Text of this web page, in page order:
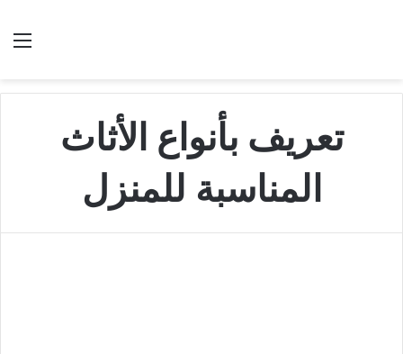
تعريف بأنواع الأثاث
المناسبة للمنزل